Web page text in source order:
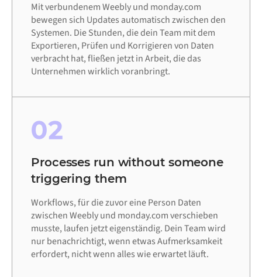
Mit verbundenem Weebly und monday.com
bewegen sich Updates automatisch zwischen den
Systemen. Die Stunden, die dein Team mit dem
Exportieren, Prüfen und Korrigieren von Daten
verbracht hat, fließen jetzt in Arbeit, die das
Unternehmen wirklich voranbringt.
02
Processes run without someone
triggering them
Workflows, für die zuvor eine Person Daten
zwischen Weebly und monday.com verschieben
musste, laufen jetzt eigenständig. Dein Team wird
nur benachrichtigt, wenn etwas Aufmerksamkeit
erfordert, nicht wenn alles wie erwartet läuft.